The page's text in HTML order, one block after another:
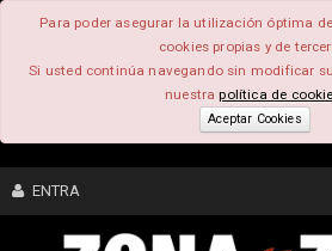
Para poder asegurar la utilización óptima
cookies propias y de
Si usted continúa navegando sin modificar
nuestrapolítica de
Aceptar Cookies
ENTRA